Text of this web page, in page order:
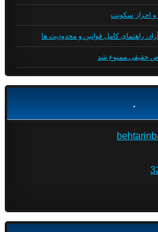
و احراز سکونت
راهنمای کامل قوانین و محدودیت ها
حقیقی ممنوع شد
.